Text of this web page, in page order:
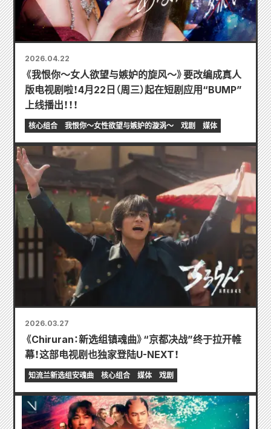
2026.04.22
《我恨你～女人欲望与嫉妒的旋风～》要改编成真人
版电视剧啦！4月22日（周三）起在短剧应用“BUMP”
上线播出！！！
核心组合 我恨你～女性欲望与嫉妒的漩涡～ 戏剧 媒体
2026.03.27
《Chiruran：新选组镇魂曲》“京都决战”终于拉开帷
幕！这部电视剧也独家登陆U-NEXT！
知流兰新选组安魂曲 核心组合 媒体 戏剧